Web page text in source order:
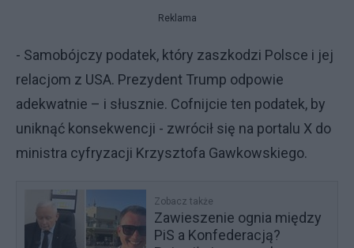
Reklama
- Samobójczy podatek, który zaszkodzi Polsce i jej
relacjom z USA. Prezydent Trump odpowie
adekwatnie – i słusznie. Cofnijcie ten podatek, by
uniknąć konsekwencji - zwrócił się na portalu X do
ministra cyfryzacji Krzysztofa Gawkowskiego.
Zobacz także
Zawieszenie ognia między
PiS a Konfederacją?